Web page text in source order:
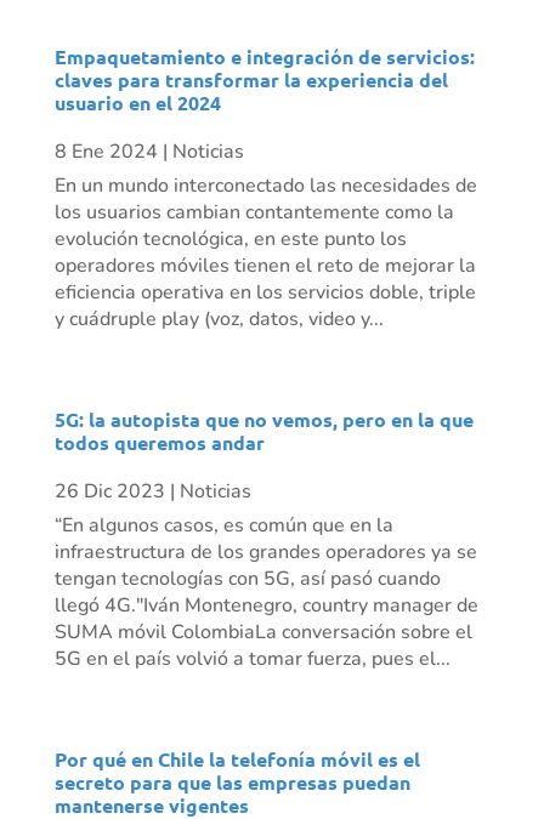
Empaquetamiento e integración de servicios:
claves para transformar la experiencia del
usuario en el 2024
8 Ene 2024 | Noticias
En un mundo interconectado las necesidades de
los usuarios cambian contantemente como la
evolución tecnológica, en este punto los
operadores móviles tienen el reto de mejorar la
eficiencia operativa en los servicios doble, triple
y cuádruple play (voz, datos, video y...
5G: la autopista que no vemos, pero en la que
todos queremos andar
26 Dic 2023 | Noticias
“En algunos casos, es común que en la
infraestructura de los grandes operadores ya se
tengan tecnologías con 5G, así pasó cuando
llegó 4G."Iván Montenegro, country manager de
SUMA móvil ColombiaLa conversación sobre el
5G en el país volvió a tomar fuerza, pues el...
Por qué en Chile la telefonía móvil es el
secreto para que las empresas puedan
mantenerse vigentes